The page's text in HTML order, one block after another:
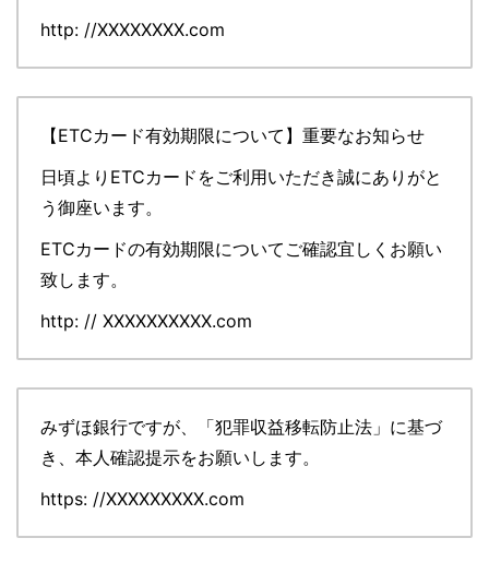
http: //XXXXXXXX.com
【ETCカード有効期限について】重要なお知らせ
日頃よりETCカードをご利用いただき誠にありがと
う御座います。
ETCカードの有効期限についてご確認宜しくお願い
致します。
http: // XXXXXXXXXX.com
みずほ銀行ですが、「犯罪収益移転防止法」に基づ
き、本人確認提示をお願いします。
https: //XXXXXXXXX.com